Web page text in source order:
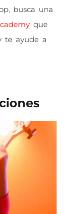
busca una
que
te ayude a